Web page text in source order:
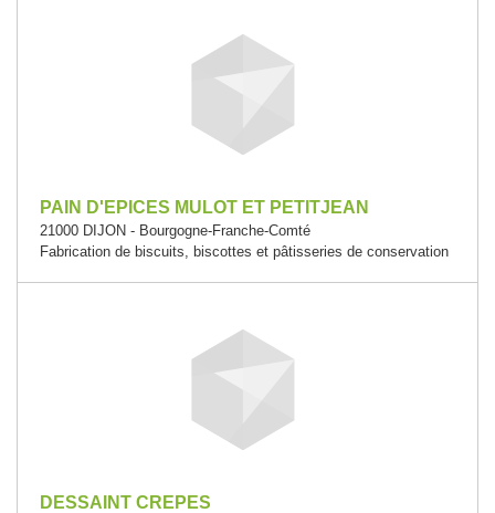
PAIN D'EPICES MULOT ET PETITJEAN
21000 DIJON - Bourgogne-Franche-Comté
Fabrication de biscuits, biscottes et pâtisseries de conservation
DESSAINT CREPES